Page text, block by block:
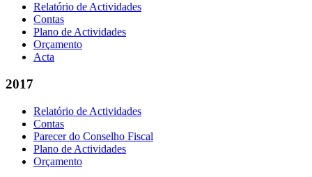
Relatório de Actividades
Contas
Plano de Actividades
Orçamento
Acta
2017
Relatório de Actividades
Contas
Parecer do Conselho Fiscal
Plano de Actividades
Orçamento